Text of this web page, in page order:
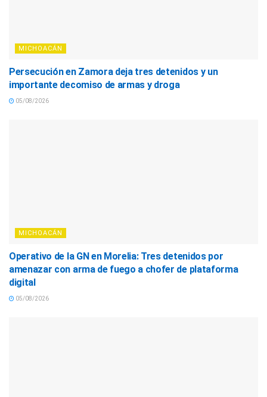
MICHOACÁN
Persecución en Zamora deja tres detenidos y un
importante decomiso de armas y droga
05/08/2026
MICHOACÁN
Operativo de la GN en Morelia: Tres detenidos por
amenazar con arma de fuego a chofer de plataforma
digital
05/08/2026